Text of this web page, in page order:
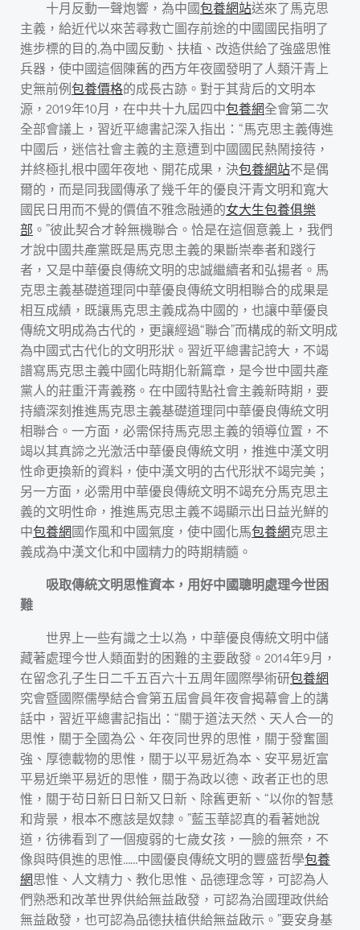
十月反動一聲炮響，為中國包養網站送來了馬克思
主義，給近代以來苦尋救亡圖存前途的中國國民指明了
進步標的目的,為中國反動、扶植、改造供給了強盛思惟
兵器，使中國這個陳舊的西方年夜國發明了人類汗青上
史無前例包養價格的成長古跡。對于其背后的文明本
源，2019年10月，在中共十九屆四中包養網全會第二次
全部會議上，習近平總書記深入指出：“馬克思主義傳進
中國后，迷信社會主義的主意遭到中國國民熱鬧接待，
并終極扎根中國年夜地、開花成果，決包養網站不是偶
爾的，而是同我國傳承了幾千年的優良汗青文明和寬大
國民日用而不覺的價值不雅念融通的女大生包養俱樂
部 。”彼此契合才幹無機聯合。恰是在這個意義上，我們
才說中國共產黨既是馬克思主義的果斷崇奉者和踐行
者，又是中華優良傳統文明的忠誠繼續者和弘揚者。馬
克思主義基礎道理同中華優良傳統文明相聯合的成果是
相互成績，既讓馬克思主義成為中國的，也讓中華優良
傳統文明成為古代的，更讓經過“聯合”而構成的新文明成
為中國式古代化的文明形狀。習近平總書記誇大，不竭
譜寫馬克思主義中國化時期化新篇章，是今世中國共產
黨人的莊重汗青義務。在中國特點社會主義新時期，要
持續深刻推進馬克思主義基礎道理同中華優良傳統文明
相聯合。一方面，必需保持馬克思主義的領導位置，不
竭以其真諦之光激活中華優良傳統文明，推進中漢文明
性命更換新的資料，使中漢文明的古代形狀不竭完美；
另一方面，必需用中華優良傳統文明不竭充分馬克思主
義的文明性命，推進馬克思主義不竭顯示出日益光鮮的
中包養網國作風和中國氣度，使中國化馬包養網克思主
義成為中漢文化和中國精力的時期精髓。
吸取傳統文明思惟資本，用好中國聰明處理今世困
難
世界上一些有識之士以為，中華優良傳統文明中儲
藏著處理今世人類面對的困難的主要啟發。2014年9月，
在留念孔子生日二千五百六十五周年國際學術研包養網
究會暨國際儒學結合會第五屆會員年夜會揭幕會上的講
話中，習近平總書記指出：“關于道法天然、天人合一的
思惟，關于全國為公、年夜同世界的思惟，關于發奮圖
強、厚德載物的思惟，關于以平易近為本、安平易近富
平易近樂平易近的思惟，關于為政以德、政者正也的思
惟，關于茍日新日日新又日新、除舊更新、“以你的智慧
和背景，根本不應該是奴隸。”藍玉華認真的看著她說
道，彷彿看到了一個瘦弱的七歲女孩，一臉的無奈，不
像與時俱進的思惟……中國優良傳統文明的豐盛哲學包養
網思惟、人文精力、教化思惟、品德理念等，可認為人
們熟悉和改革世界供給無益啟發，可認為治國理政供給
無益啟發，也可認為品德扶植供給無益啟示。”要安身基